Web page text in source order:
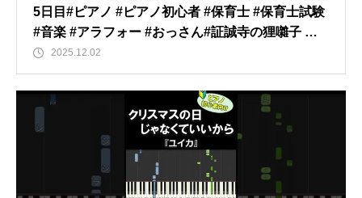
5日目#ピアノ #ピアノ初心者 #保育士 #保育士試験
#音楽 #アラフォー #おっさん#証誠寺の狸囃子 ＃
歌唱 ＃ありがとう！
2025.12.02